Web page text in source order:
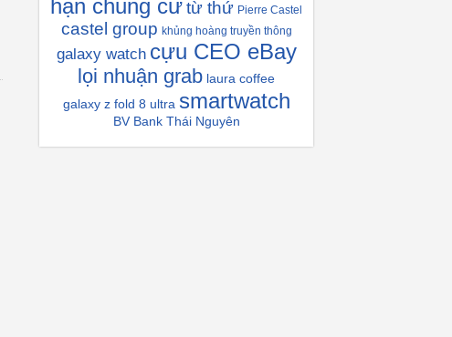
hạn chung cưtừ thứ Pierre Castel
castel group khủng hoàng truyền thông
galaxy watch cựu CEO eBay
lọi nhuận grab laura coffee
galaxy z fold 8 ultra smartwatch
BV Bank Thái Nguyên